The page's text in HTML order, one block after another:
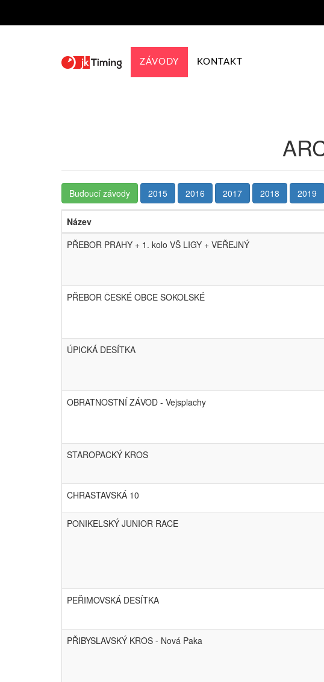
ZÁVODY KONTAKT
Budoucí závody 2015 2016 2017 2018 2019
Název
PŘEBOR PRAHY + 1. kolo VŠ LIGY + VEŘEJNÝ
PŘEBOR ČESKÉ OBCE SOKOLSKÉ
ÚPICKÁ DESÍTKA
OBRATNOSTNÍ ZÁVOD - Vejsplachy
STAROPACKÝ KROS
CHRASTAVSKÁ 10
PONIKELSKÝ JUNIOR RACE
PEŘIMOVSKÁ DESÍTKA
PŘIBYSLAVSKÝ KROS - Nová Paka